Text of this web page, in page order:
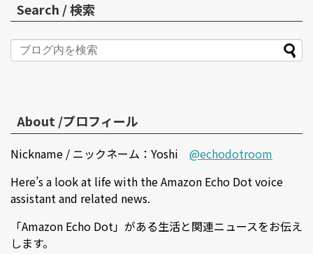
Search / 検索
About /プロフィール
Nickname / ニックネーム：Yoshi @echodotroom
Here’s a look at life with the Amazon Echo Dot voice
assistant and related news.
「Amazon Echo Dot」がある生活と関連ニュースをお伝え
します。